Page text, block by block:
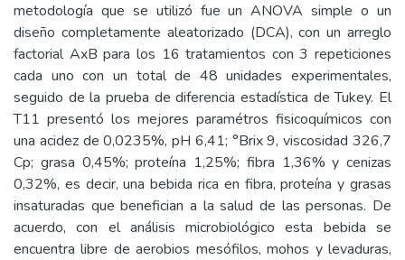
metodología que se utilizó fue un ANOVA simple o un
diseño completamente aleatorizado (DCA), con un arreglo
factorial AxB para los 16 tratamientos con 3 repeticiones
cada uno con un total de 48 unidades experimentales,
seguido de la prueba de diferencia estadística de Tukey. El
T11 presentó los mejores paramétros fisicoquímicos con
una acidez de 0,0235%, pH 6,41; °Brix 9, viscosidad 326,7
Cp; grasa 0,45%; proteína 1,25%; fibra 1,36% y cenizas
0,32%, es decir, una bebida rica en fibra, proteína y grasas
insaturadas que benefician a la salud de las personas. De
acuerdo, con el análisis microbiológico esta bebida se
encuentra libre de aerobios mesófilos, mohos y levaduras,